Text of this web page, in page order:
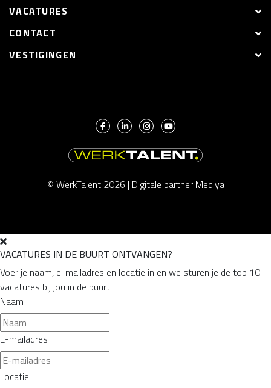
VACATURES
CONTACT
VESTIGINGEN
© WerkTalent 2026 | Digitale partner Mediya
VACATURES IN DE BUURT ONTVANGEN?
Voer je naam, e-mailadres en locatie in en we sturen je de top 10
vacatures bij jou in de buurt.
Naam
E-mailadres
Locatie